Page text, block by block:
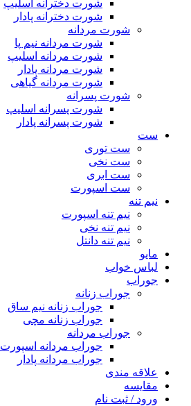
شورت دخترانه اسلیپ
شورت دخترانه پادار
شورت مردانه
شورت مردانه نیم پا
شورت مردانه اسلیپ
شورت مردانه پادار
شورت مردانه گیاهی
شورت پسرانه
شورت پسرانه اسلیپ
شورت پسرانه پادار
ست
ست توری
ست نخی
ست ابری
ست اسپورت
نیم تنه
نیم تنه اسپورت
نیم تنه نخی
نیم تنه دانتل
مایو
لباس خواب
جوراب
جوراب زنانه
جوراب زنانه نیم ساق
جوراب زنانه مچی
جوراب مردانه
جوراب مردانه اسپورت
جوراب مردانه پادار
علاقه مندی
مقایسه
ورود / ثبت نام